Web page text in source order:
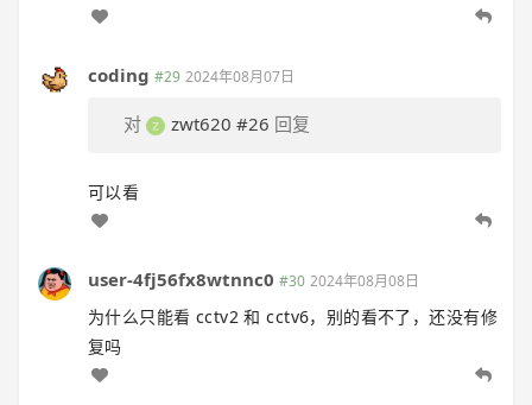
coding #29 2024年08月07日
对 zwt620 #26 回复
可以看
user-4fj56fx8wtnnc0 #30 2024年08月08日
为什么只能看 cctv2 和 cctv6，别的看不了，还没有修
复吗